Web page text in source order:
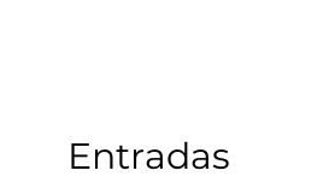
Entradas